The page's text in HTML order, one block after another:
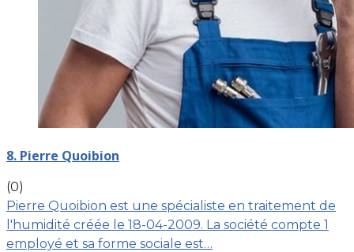
8. Pierre Quoibion
(0)
Pierre Quoibion est une spécialiste en traitement de
l'humidité créée le 18-04-2009. La société compte 1
employé et sa forme sociale est…